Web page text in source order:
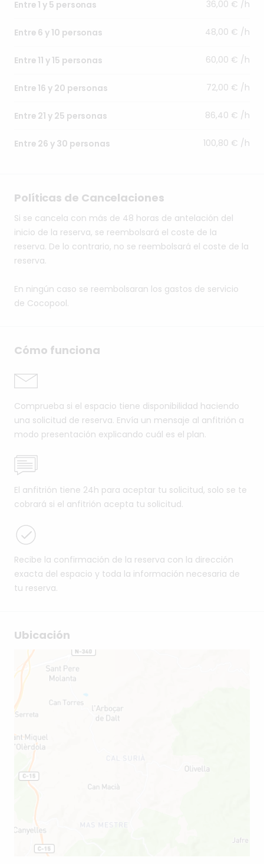
Entre 1 y 5 personas 36,00 € /h
Entre 6 y 10 personas 48,00 € /h
Entre 11 y 15 personas 60,00 € /h
Entre 16 y 20 personas 72,00 € /h
Entre 21 y 25 personas 86,40 € /h
Entre 26 y 30 personas 100,80 € /h
Políticas de Cancelaciones
Si se cancela con más de 48 horas de antelación del
inicio de la reserva, se reembolsará el coste de la
reserva. De lo contrario, no se reembolsará el coste de la
reserva.
En ningún caso se reembolsaran los gastos de servicio
de Cocopool.
Cómo funciona
Comprueba si el espacio tiene disponibilidad haciendo
una solicitud de reserva. Envía un mensaje al anfitrión a
modo presentación explicando cuál es el plan.
El anfitrión tiene 24h para aceptar tu solicitud, solo se te
cobrará si el anfitrión acepta tu solicitud.
Recibe la confirmación de la reserva con la dirección
exacta del espacio y toda la información necesaria de
tu reserva.
Ubicación